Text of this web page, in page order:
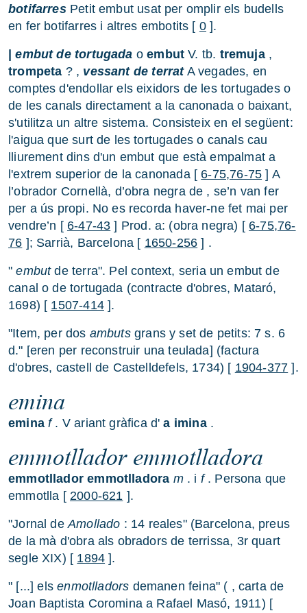
botifarres Petit embut usat per omplir els budells
en fer botifarres i altres embotits [ 0 ].
|embut de tortugada oembut V. tb. tremuja,
trompeta ? , vessant de terratA vegades, en
comptes d'endollar els eixidors de les tortugades o
de les canals directament a la canonada o baixant,
s'utilitza un altre sistema. Consisteix en el següent:
l'aigua que surt de les tortugades o canals cau
lliurement dins d'un embut que està empalmat a
l'extrem superior de la canonada [ 6-75,76-75 ] A
l’obrador Cornellà, d’obra negra de , se’n van fer
per a ús propi. No es recorda haver-ne fet mai per
vendre’n [ 6-47-43 ] Prod. a: (obra negra) [ 6-75,76-
76 ]; Sarrià, Barcelona [ 1650-256 ] .
"embutde terra". Pel context, seria un embut de
canal o de tortugada (contracte d'obres, Mataró,
1698) [ 1507-414].
"Item, per dos ambutsgrans y set de petits: 7 s. 6
d." [eren per reconstruir una teulada] (factura
d'obres, castell de Castelldefels, 1734) [ 1904-377 ].
emina
emina f. V ariant gràfica d'a imina.
emmotllador emmotlladora
emmotllador emmotlladora m. i f. Persona que
emmotlla [ 2000-621 ].
"Jornal deAmollado : 14 reales" (Barcelona, preus
de la mà d'obra als obradors de terrissa, 3r quart
segle XIX) [ 1894 ].
" [...] elsenmotlladors demanen feina" ( , carta de
Joan Baptista Coromina a Rafael Masó, 1911) [